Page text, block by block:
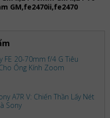
GM,fe2470ii,fe2470
FE 20-70mm f/4 G Tiêu
Ống Kính Zoom
A7R V: Chiến Thần Lấy Nét
Sony